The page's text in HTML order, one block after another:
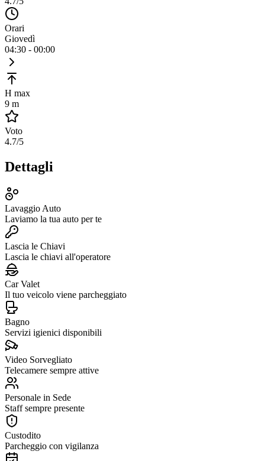
Orari
Giovedì
04:30 - 00:00
H max
9 m
Voto
4.7/5
Dettagli
Lavaggio Auto
Laviamo la tua auto per te
Lascia le Chiavi
Lascia le chiavi all'operatore
Car Valet
Il tuo veicolo viene parcheggiato
Bagno
Servizi igienici disponibili
Video Sorvegliato
Telecamere sempre attive
Personale in Sede
Staff sempre presente
Custodito
Parcheggio con vigilanza